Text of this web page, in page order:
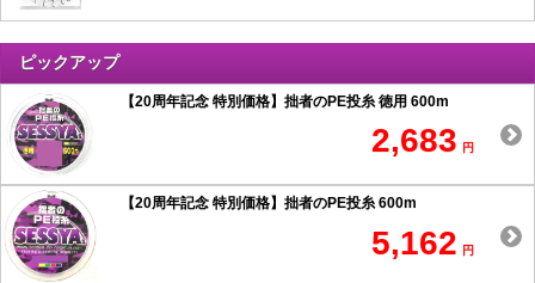
ピックアップ
【20周年記念 特別価格】拙者のPE投糸 徳用 600m
2,683 円
【20周年記念 特別価格】拙者のPE投糸 600m
5,162 円